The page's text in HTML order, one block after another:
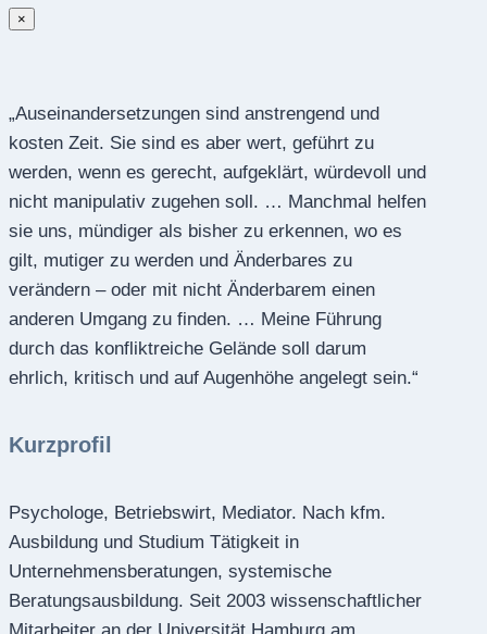
×
„Auseinandersetzungen sind anstrengend und
kosten Zeit. Sie sind es aber wert, geführt zu
werden, wenn es gerecht, aufgeklärt, würdevoll und
nicht manipulativ zugehen soll. … Manchmal helfen
sie uns, mündiger als bisher zu erkennen, wo es
gilt, mutiger zu werden und Änderbares zu
verändern – oder mit nicht Änderbarem einen
anderen Umgang zu finden. … Meine Führung
durch das konfliktreiche Gelände soll darum
ehrlich, kritisch und auf Augenhöhe angelegt sein.“
Kurzprofil
Psychologe, Betriebswirt, Mediator. Nach kfm.
Ausbildung und Studium Tätigkeit in
Unternehmensberatungen, systemische
Beratungsausbildung. Seit 2003 wissenschaftlicher